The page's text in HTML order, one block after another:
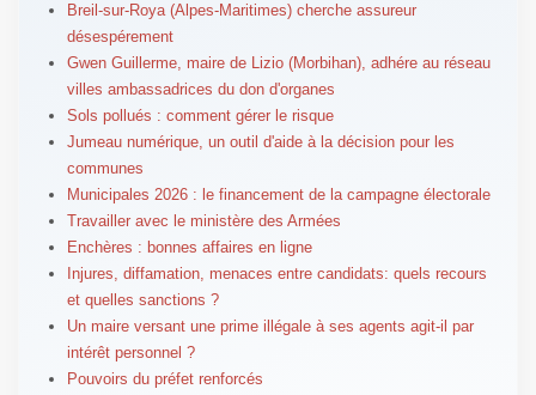
Breil-sur-Roya (Alpes-Maritimes) cherche assureur
désespérement
Gwen Guillerme, maire de Lizio (Morbihan), adhére au réseau
villes ambassadrices du don d'organes
Sols pollués : comment gérer le risque
Jumeau numérique, un outil d'aide à la décision pour les
communes
Municipales 2026 : le financement de la campagne électorale
Travailler avec le ministère des Armées
Enchères : bonnes affaires en ligne
Injures, diffamation, menaces entre candidats: quels recours
et quelles sanctions ?
Un maire versant une prime illégale à ses agents agit-il par
intérêt personnel ?
Pouvoirs du préfet renforcés